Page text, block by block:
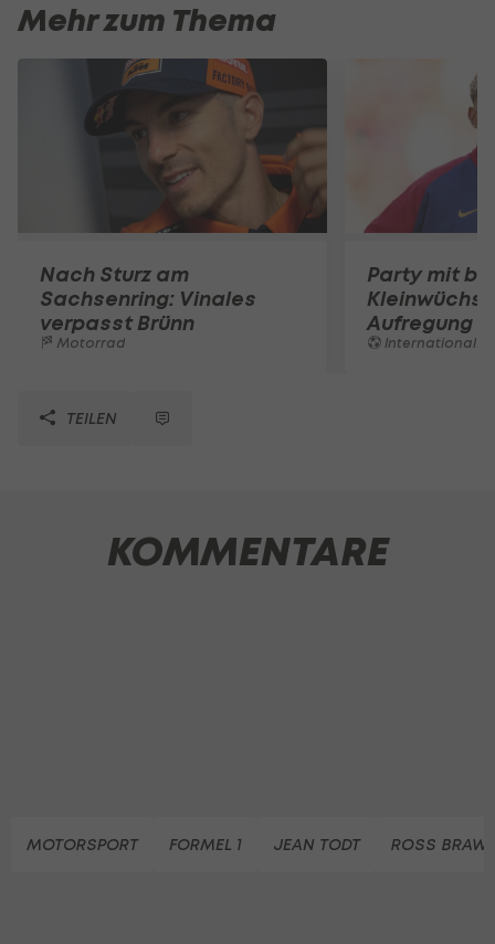
Mehr zum Thema
Nach Sturz am
Sachsenring: Vinales
verpasst Brünn
Motorrad
Party mit
Aufregung
International
TEILEN
KOMMENTARE
MOTORSPORT FORMEL 1 JEAN TODT ROSS